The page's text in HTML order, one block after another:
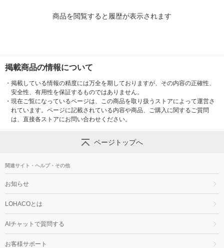
商品を閲覧すると履歴が表示されます
掲載商品の情報について
・ 掲載している情報の精度には万全を期しておりますが、その内容の正確性、
安全性、有用性を保証するものではありません。
・ 現在ご覧になっているページは、この商品を取り扱うストアによって運営さ
れています。ページに記載されている内容や商品、ご購入に関するご質問
は、直接各ストアにお問い合わせください。
ページトップへ
関連サイト・ヘルプ・その他
お知らせ
LOHACOとは
AIチャットで質問する
お客様サポート